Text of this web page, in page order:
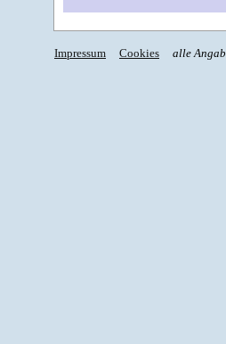
Impressum Cookies alle